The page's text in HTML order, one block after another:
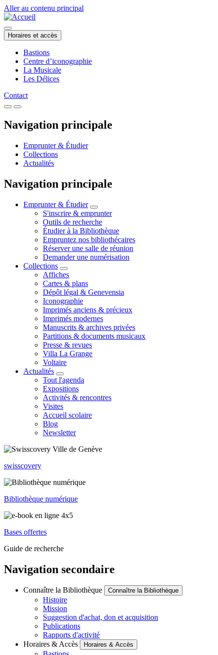
Aller au contenu principal
Horaires et accès
Bastions
Centre d’iconographie
La Musicale
Les Délices
Contact
Navigation principale
Emprunter & Étudier
Collections
Actualités
Navigation principale
Emprunter & Étudier
S'inscrire & emprunter
Outils de recherche
Étudier à la Bibliothèque
Empruntez nos bibliothécaires
Réserver une salle de réunion
Demander une numérisation
Collections
Affiches
Cartes & plans
Dépôt légal & Genevensia
Iconographie
Imprimés anciens & précieux
Imprimés modernes
Manuscrits & archives privées
Partitions & documents musicaux
Presse & revues
Villa La Grange
Voltaire
Actualités
Tout l'agenda
Expositions
Activités & rencontres
Visites
Accueil scolaire
Blog
Newsletter
swisscovery
Bibliothèque numérique
Bases offertes
Guide de recherche
Navigation secondaire
Connaître la Bibliothèque Connaître la Bibliothèque
Histoire
Mission
Suggestion d'achat, don et acquisition
Publications
Rapports d'activité
Horaires & Accès
Horaires & Accès